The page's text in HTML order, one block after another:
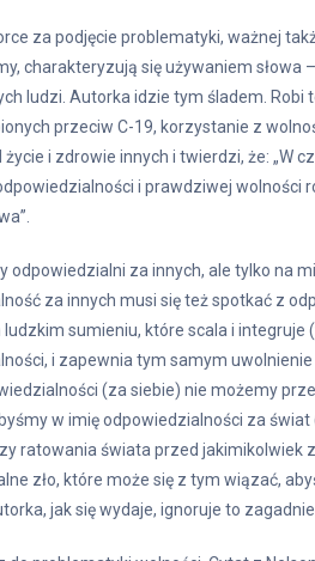
za podjęcie problematyki, ważnej
charakteryzują się używaniem słowa
ludzi. Autorka idzie tym śladem. Robi
przeciw C-19, korzystanie z
życie i zdrowie innych i twierdzi, że: „W
i prawdziwej wolności
odpowiedzialni za innych, ale tylko na
za innych musi się też spotkać z
sumieniu, które scala i integruje
i zapewnia tym samym
(za siebie) nie możemy
w imię odpowiedzialności za
ratowania świata przed jakimikolwiek
zło, które może się z tym wiązać,
jak się wydaje, ignoruje to